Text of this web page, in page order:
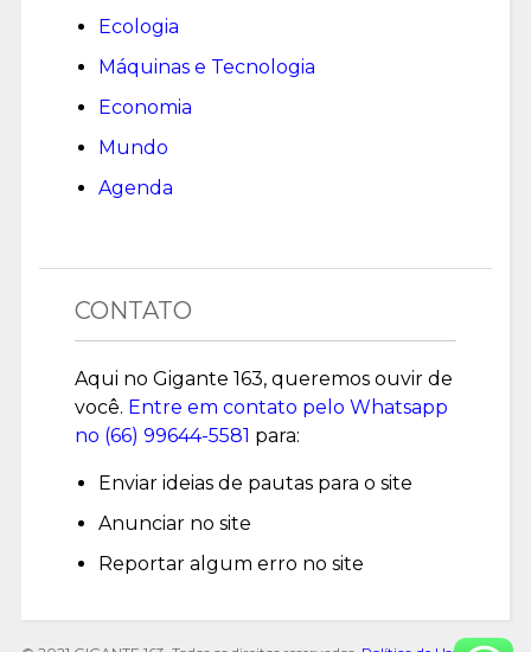
Ecologia
Máquinas e Tecnologia
Economia
Mundo
Agenda
CONTATO
Aqui no Gigante 163, queremos ouvir de
você. Entre em contato pelo Whatsapp
no (66) 99644-5581 para:
Enviar ideias de pautas para o site
Anunciar no site
Reportar algum erro no site